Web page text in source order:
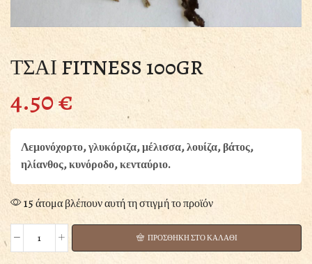
ΤΣΑΙ FITNESS 100GR
4.50€
Λεμονόχορτο, γλυκόριζα, μέλισσα, λουίζα, βάτος,
ηλίανθος, κυνόροδο, κενταύριο.
15 άτομα βλέπουν αυτή τη στιγμή το προϊόν
ΤΣΑΙ
ΠΡΟΣΘΗΚΗ ΣΤΟ ΚΑΛΑΘΙ